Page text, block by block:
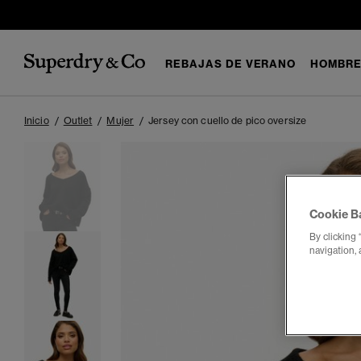
REBAJAS DE VERANO
Inicio Outlet Mujer Jersey con cuello de pico oversize
Cookie
By clicking
navigation,